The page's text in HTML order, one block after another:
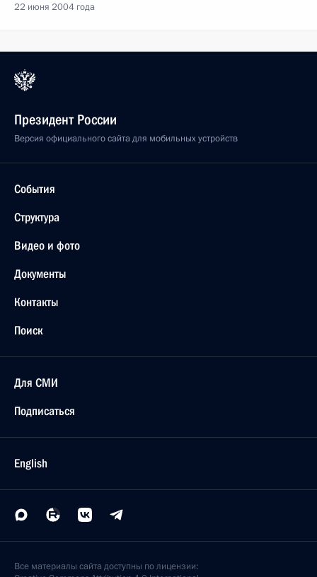
22 июня 2004 года
Президент России
Версия официального сайта для мобильных устройств
События
Структура
Видео и фото
Документы
Контакты
Поиск
Для СМИ
Подписаться
English
Все материалы сайта доступны по лицензии: